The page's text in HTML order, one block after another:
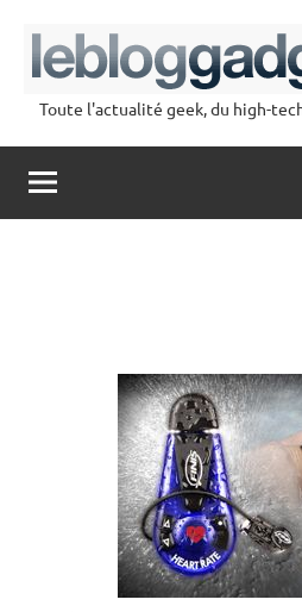
contenu
lebloggadget
Toute l'actualité geek, du high-